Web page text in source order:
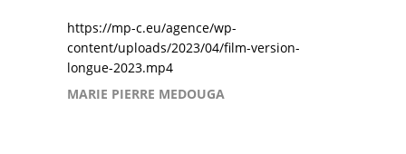
https://mp-c.eu/agence/wp-
content/uploads/2023/04/film-version-
longue-2023.mp4
MARIE PIERRE MEDOUGA